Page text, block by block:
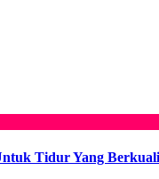
Tidur Yang